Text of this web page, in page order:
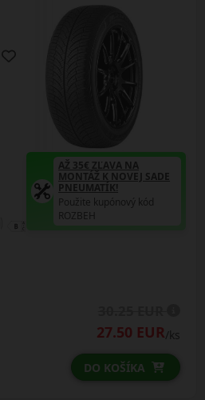
AŽ 35€ ZĽAVA NA
MONTÁŽ K NOVEJ SADE
PNEUMATÍK!
Použite kupónový kód
ROZBEH
27.50 EUR/ks
DO KOŠÍKA